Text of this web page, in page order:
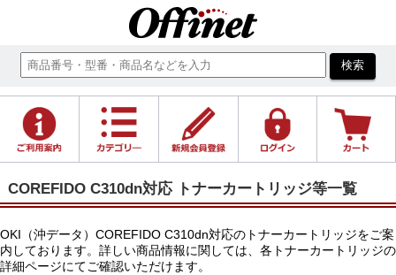
COREFIDO C310dn対応 トナーカートリッジ等一覧
OKI（沖データ）COREFIDO C310dn対応のトナーカートリッジをご案
内しております。詳しい商品情報に関しては、各トナーカートリッジの
詳細ページにてご確認いただけます。